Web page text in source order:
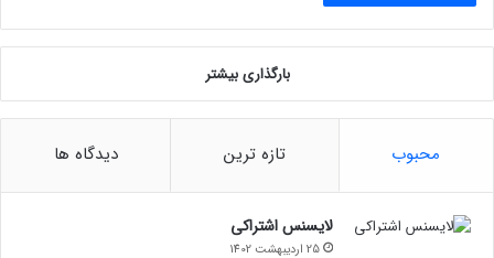
بارگذاری بیشتر
محبوب تازه ترین دیدگاه ها
لایسنس اشتراکی
25 اردیبهشت 1402